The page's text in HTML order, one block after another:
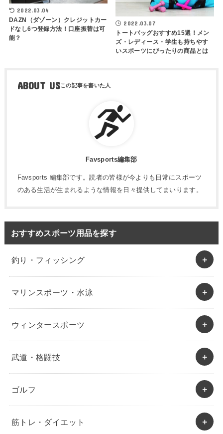
2022.03.04
DAZN（ダゾーン）クレジットカー
ドなし6つ登録方法！口座振替は可
能？
2022.03.07
トートバッグおすすめ15選！メン
ズ・レディース・学生も持ちやす
いスポーツにぴったりの商品とは
ABOUT US
Favsports編集部
Favsports 編集部です。読者の皆様が今よりも日常にスポーツ
のある生活が生まれるような情報を日々提供してまいります。
おすすめスポーツ用品を探す
釣り・フィッシング
マリンスポーツ・水泳
ウィンタースポーツ
武道・格闘技
ゴルフ
筋トレ・ダイエット